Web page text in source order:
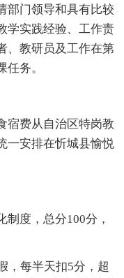
部门领导和具有比较
学实践经验、工作责
、教研员及工作在第
务。
宿费从自治区特岗教
一安排在忻城县愉悦
度，总分100分，
，每半天扣5分，超